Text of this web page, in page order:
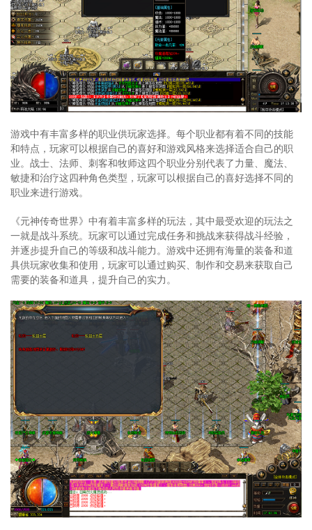
游戏中有丰富多样的职业供玩家选择。每个职业都有着不同的技能
和特点，玩家可以根据自己的喜好和游戏风格来选择适合自己的职
业。战士、法师、刺客和牧师这四个职业分别代表了力量、魔法、
敏捷和治疗这四种角色类型，玩家可以根据自己的喜好选择不同的
职业来进行游戏。
《元神传奇世界》中有着丰富多样的玩法，其中最受欢迎的玩法之
一就是战斗系统。玩家可以通过完成任务和挑战来获得战斗经验，
并逐步提升自己的等级和战斗能力。游戏中还拥有海量的装备和道
具供玩家收集和使用，玩家可以通过购买、制作和交易来获取自己
需要的装备和道具，提升自己的实力。